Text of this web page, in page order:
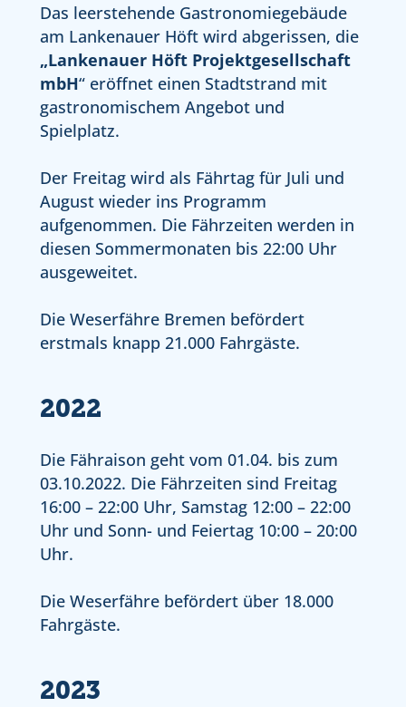
Das leerstehende Gastronomiegebäude
am Lankenauer Höft wird abgerissen, die
„Lankenauer Höft Projektgesellschaft
mbH“ eröffnet einen Stadtstrand mit
gastronomischem Angebot und
Spielplatz.
Der Freitag wird als Fährtag für Juli und
August wieder ins Programm
aufgenommen. Die Fährzeiten werden in
diesen Sommermonaten bis 22:00 Uhr
ausgeweitet.
Die Weserfähre Bremen befördert
erstmals knapp 21.000 Fahrgäste.
2022
Die Fähraison geht vom 01.04. bis zum
03.10.2022. Die Fährzeiten sind Freitag
16:00 – 22:00 Uhr, Samstag 12:00 – 22:00
Uhr und Sonn- und Feiertag 10:00 – 20:00
Uhr.
Die Weserfähre befördert über 18.000
Fahrgäste.
2023